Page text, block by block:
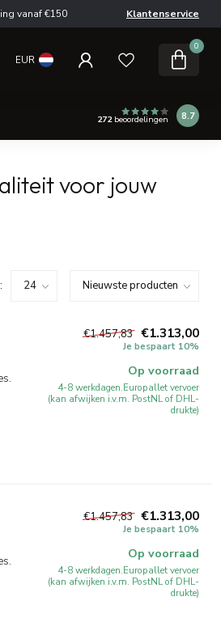
vanaf €150 Klantenservice
EUR
0
272beoordelingen 8.7
voor jouw
€1.457,83 €1.313,00
Je bespaart 10%
Op voorraad
4-8 werkdagen.Europallet vervoer
(kan afwijken i.v.m. PostNL of DHL-
drukte)
€1.457,83 €1.313,00
Je bespaart 10%
Op voorraad
4-8 werkdagen.Europallet vervoer
(kan afwijken i.v.m. PostNL of DHL-
drukte)